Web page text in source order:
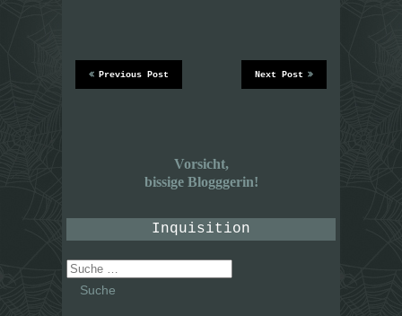
Next Post
Previous Post
Vorsicht,
bissige Blogggerin!
Inquisition
Suche
nach: